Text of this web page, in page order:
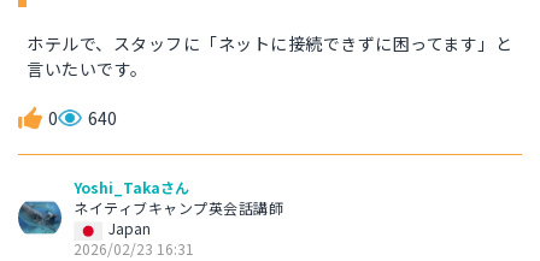
ホテルで、スタッフに「ネットに接続できずに困ってます」と
言いたいです。
0 640
Yoshi_Takaさん
ネイティブキャンプ英会話講師
Japan
2026/02/23 16:31